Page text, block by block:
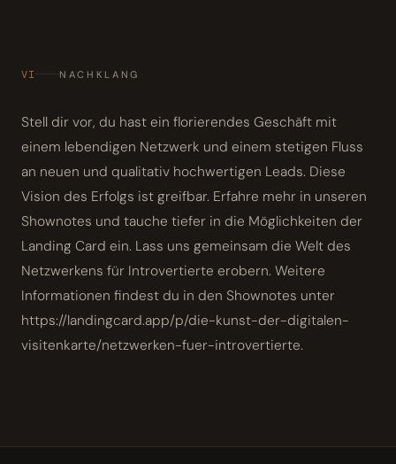
VI NACHKLANG
Stell dir vor, du hast ein florierendes Geschäft mit
einem lebendigen Netzwerk und einem stetigen Fluss
an neuen und qualitativ hochwertigen Leads. Diese
Vision des Erfolgs ist greifbar. Erfahre mehr in unseren
Shownotes und tauche tiefer in die Möglichkeiten der
Landing Card ein. Lass uns gemeinsam die Welt des
Netzwerkens für Introvertierte erobern. Weitere
Informationen findest du in den Shownotes unter
https://landingcard.app/p/die-kunst-der-digitalen-
visitenkarte/netzwerken-fuer-introvertierte.